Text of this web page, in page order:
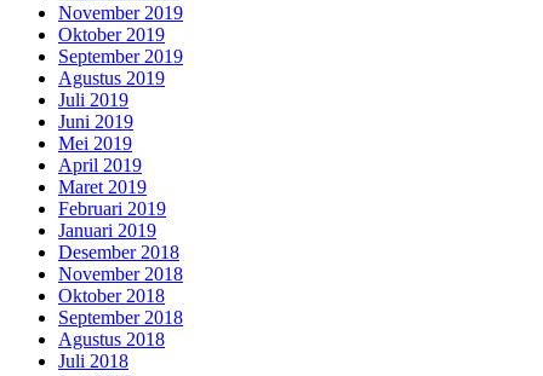
November 2019
Oktober 2019
September 2019
Agustus 2019
Juli 2019
Juni 2019
Mei 2019
April 2019
Maret 2019
Februari 2019
Januari 2019
Desember 2018
November 2018
Oktober 2018
September 2018
Agustus 2018
Juli 2018